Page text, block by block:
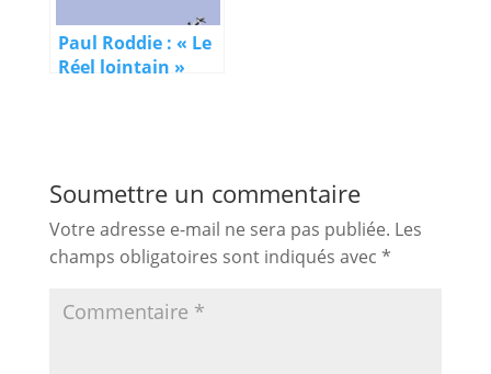
Paul Roddie : « Le
Réel lointain »
Soumettre un commentaire
Votre adresse e-mail ne sera pas publiée. Les
champs obligatoires sont indiqués avec *